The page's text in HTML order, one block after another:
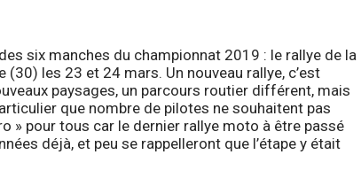
six manches du championnat 2019 : le rallye de la
(30) les 23 et 24 mars. Un nouveau rallye, c’est
paysages, un parcours routier différent, mais
que nombre de pilotes ne souhaitent pas
» pour tous car le dernier rallye moto à être passé
déjà, et peu se rappelleront que l’étape y était